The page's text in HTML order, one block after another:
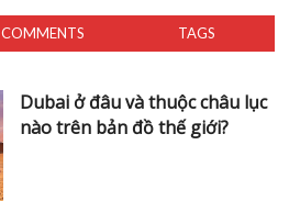
COMMENTS TAGS
Dubai ở đâu và thuộc châu lục
nào trên bản đồ thế giới?